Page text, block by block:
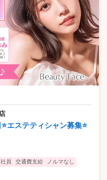
エステティシャン募集⭐
員 交通費支給
ノルマなし